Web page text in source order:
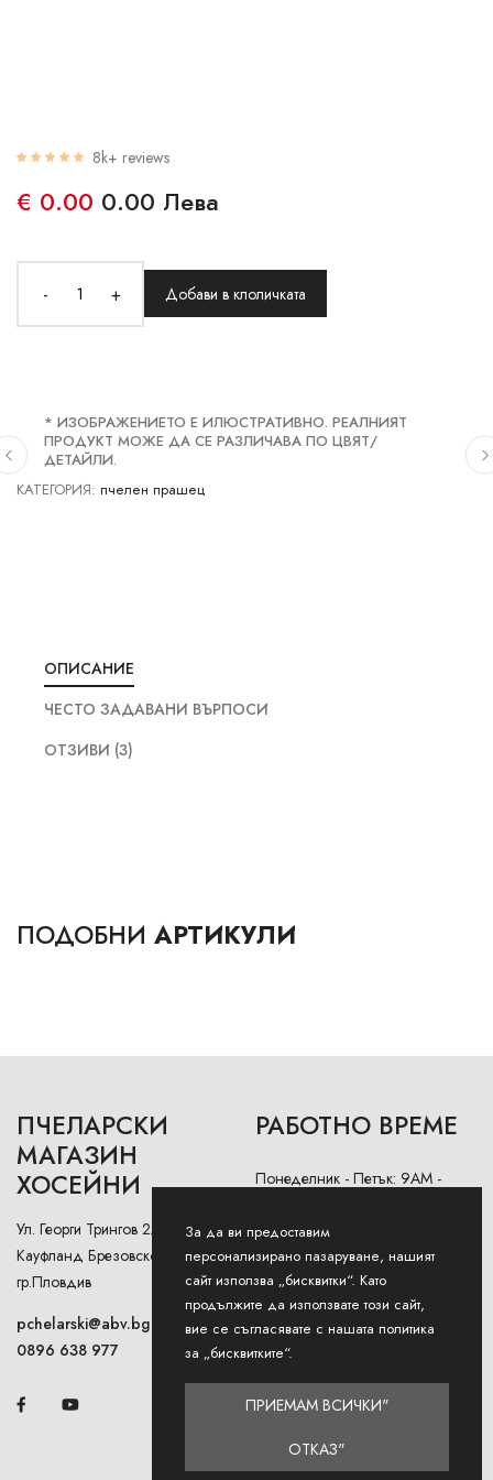
8k+ reviews
€ 0.00 0.00 Лева
- + Добави в клоличката
* ИЗОБРАЖЕНИЕТО Е ИЛЮСТРАТИВНО. РЕАЛНИЯТ
ПРОДУКТ МОЖЕ ДА СЕ РАЗЛИЧАВА ПО ЦВЯТ/
ДЕТАЙЛИ.
КАТЕГОРИЯ: пчелен прашец
ОПИСАНИЕ
ЧЕСТО ЗАДАВАНИ ВЪРПОСИ
ОТЗИВИ (3)
ПОДОБНИ АРТИКУЛИ
ПЧЕЛАРСКИ
МАГАЗИН
ХОСЕЙНИ
Ул. Георги Трингов 2А (до
Кауфланд Брезовско Шосе),
гр.Пловдив
pchelarski@abv.bg
0896 638 977
РАБОТНО ВРЕМЕ
Понеделник - Петък: 9AM -
Събота: 9AM - 13PM
Неделя: Затворено
За да ви предоставим
персонализирано пазаруване, нашият
сайт използва „бисквитки“. Като
продължите да използвате този сайт,
вие се съгласявате с нашата политика
за „бисквитките“.
ПРИЕМАМ ВСИЧКИ"
ОТКАЗ"